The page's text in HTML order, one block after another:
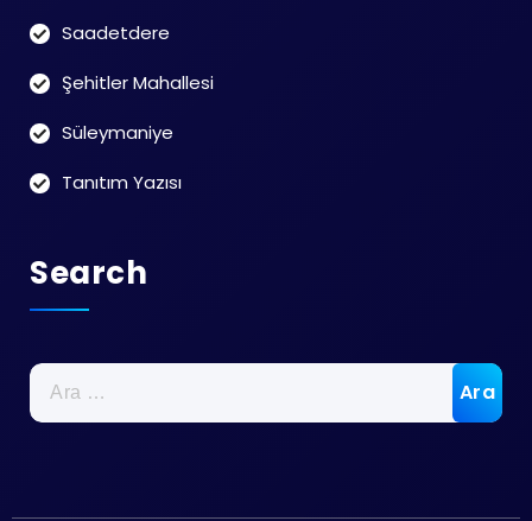
Saadetdere
Şehitler Mahallesi
Süleymaniye
Tanıtım Yazısı
Search
Arama: